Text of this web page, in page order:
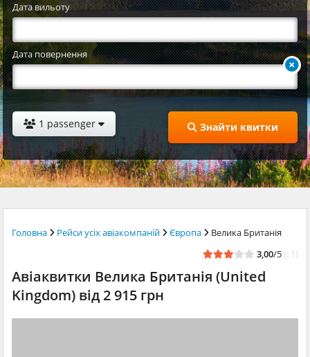
Дата вильоту
Дата повернення
1 passenger Знайти квитки
Головна Рейси усіх авіакомпаній Європа
Велика Британія
3,00/5 (: 1)
Авіаквитки Велика Британія (United
Kingdom) від 2 915 грн